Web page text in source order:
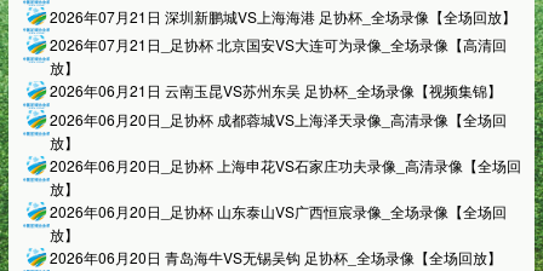
2026年07月21日 深圳新鹏城VS上海海港 足协杯_全场录像【全场回放】
2026年07月21日_足协杯 北京国安VS大连可为录像_全场录像【高清回
放】
2026年06月21日 云南玉昆VS苏州东吴 足协杯_全场录像【视频集锦】
2026年06月20日_足协杯 成都蓉城VS上海泽天录像_高清录像【全场回
放】
2026年06月20日_足协杯 上海申花VS石家庄功夫录像_高清录像【全场回
放】
2026年06月20日_足协杯 山东泰山VS广西恒宸录像_全场录像【全场回
放】
2026年06月20日 青岛海牛VS无锡吴钩 足协杯_全场录像【全场回放】